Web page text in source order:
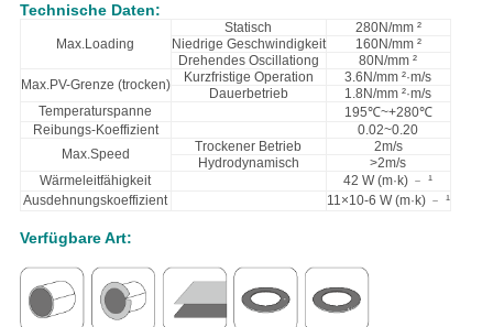
Technische Daten:
Max.Loading
Statisch
280N/mm ²
Niedrige Geschwindigkeit
160N/mm ²
Drehendes Oscillationg
80N/mm ²
Max.PV-Grenze (trocken)
Kurzfristige Operation
3.6N/mm ²·m/s
Dauerbetrieb
1.8N/mm ²·m/s
Temperaturspanne
195℃~+280℃
Reibungs-Koeffizient
0.02~0.20
Max.Speed
Trockener Betrieb
2m/s
Hydrodynamisch
>2m/s
Wärmeleitfähigkeit
42 W (m·k) ﹣ ¹
Ausdehnungskoeffizient
11×10-6 W (m·k) ﹣ ¹
Verfügbare Art: